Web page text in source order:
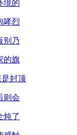
境的
哮烈
别乃
的旗
封顶
则会
炖了